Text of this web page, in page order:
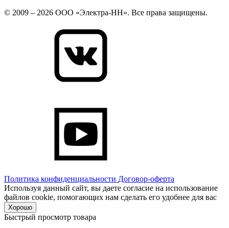
© 2009 – 2026 ООО «Электра-НН». Все права защищены.
Политика конфиденциальности Договор-оферта
Используя данный сайт, вы даете согласие на использование
файлов cookie, помогающих нам сделать его удобнее для вас
Хорошо
Быстрый просмотр товара